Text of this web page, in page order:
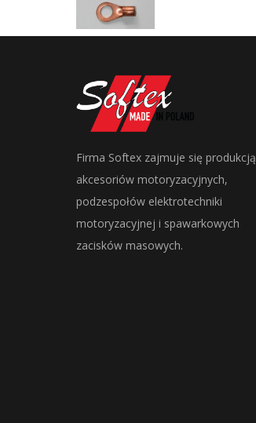
Firma Softex zajmuje się produkcją
akcesoriów motoryzacyjnych,
podzespołów elektrotechniki
motoryzacyjnej i spawarkowych
zacisków masowych.